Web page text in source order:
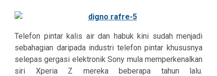
Telefon pintar kalis air dan habuk kini sudah menjadi
sebahagian daripada industri telefon pintar khususnya
selepas gergasi elektronik Sony mula memperkenalkan
siri Xperia Z mereka beberapa tahun lalu.